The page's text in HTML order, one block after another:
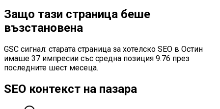
Защо тази страница беше
възстановена
GSC сигнал: старата страница за хотелско SEO в Остин
имаше 37 импресии със средна позиция 9.76 през
последните шест месеца.
SEO контекст на пазара